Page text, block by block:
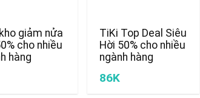
giảm nửa
cho nhiều
hàng
TiKi Top Deal Siêu
Hời 50% cho nhiều
ngành hàng
86K